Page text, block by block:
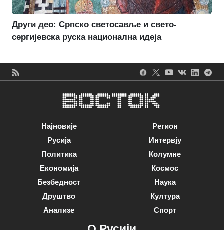
Други део: Српско светосавље и свето-
сергијевска руска национална идеја
Најновије
Русија
Политика
Економија
Безбедност
Друштво
Анализе
Регион
Интервју
Колумне
Космос
Наука
Култура
Спорт